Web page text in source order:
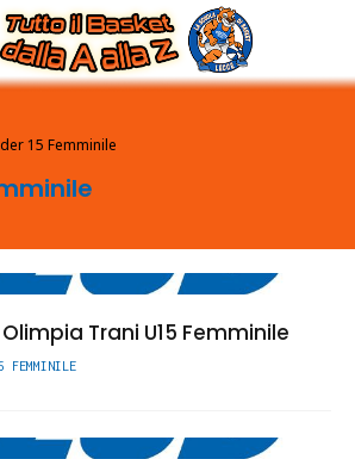
15 Femminile
Trani U15 Femminile
FEMMINILE